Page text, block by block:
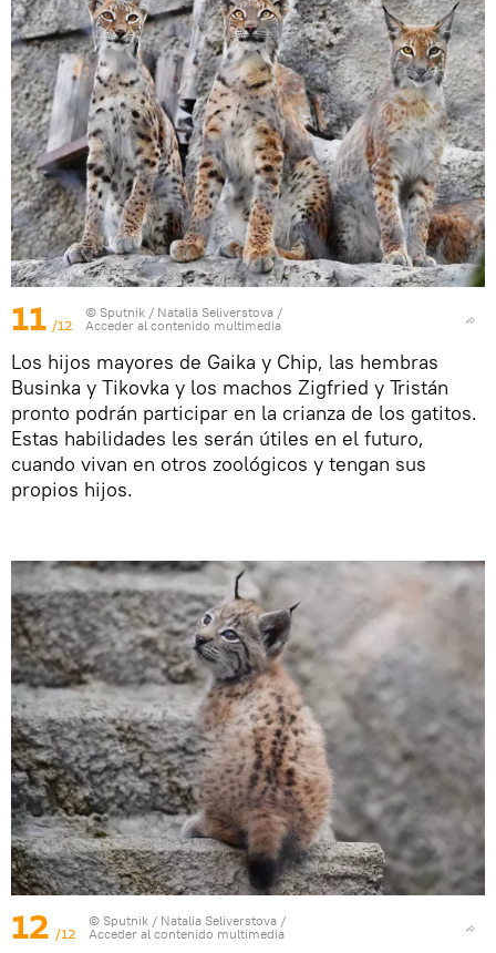
11 /12
© Sputnik / Natalia Seliverstova /
Acceder al contenido multimedia
Los hijos mayores de Gaika y Chip, las hembras
Businka y Tikovka y los machos Zigfried y Tristán
pronto podrán participar en la crianza de los gatitos.
Estas habilidades les serán útiles en el futuro,
cuando vivan en otros zoológicos y tengan sus
propios hijos.
12 /12
© Sputnik / Natalia Seliverstova /
Acceder al contenido multimedia